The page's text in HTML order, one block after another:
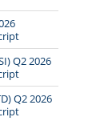
Q2 2026
Q2 2026